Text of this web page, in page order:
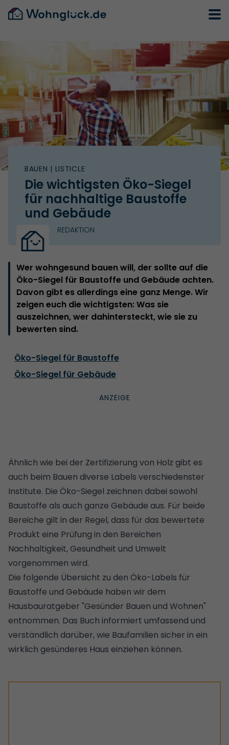
BAUEN | LISTICLE
Die wichtigsten Öko-Siegel
für nachhaltige Baustoffe
und Gebäude
REDAKTION
Wer wohngesund bauen will, der sollte auf die
Öko-Siegel für Baustoffe und Gebäude achten.
Davon gibt es allerdings eine ganz Menge. Wir
zeigen euch die wichtigsten: Was sie
auszeichnen, wer dahintersteckt, wie sie zu
bewerten sind.
Öko-Siegel für Baustoffe
Öko-Siegel für Gebäude
Ähnlich wie bei der Zertifizierung von Holz gibt es
auch beim Bauen diverse Labels verschiedenster
Institute. Die Öko-Siegel zeichnen dabei sowohl
Baustoffe als auch ganze Gebäude aus. Für beide
Bereiche gilt in der Regel, dass für das bewertete
Produkt eine Prüfung in den Bereichen
Nachhaltigkeit, Gesundheit und Umwelt
vorgenommen wird.
Die folgende Übersicht zu den Öko-Labels für
Baustoffe und Gebäude haben wir dem
Hausbauratgeber "Gesünder Bauen und Wohnen"
entnommen. Das Buch informiert umfassend und
verständlich darüber, wie Baufamilien sicher in ein
wirklich gesünderes Haus einziehen können.